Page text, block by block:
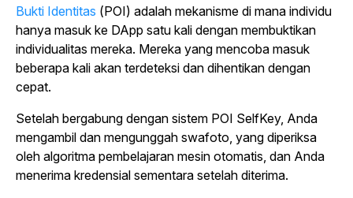
Bukti Identitas (POI) adalah mekanisme di mana individu
hanya masuk ke DApp satu kali dengan membuktikan
individualitas mereka. Mereka yang mencoba masuk
beberapa kali akan terdeteksi dan dihentikan dengan
cepat.
Setelah bergabung dengan sistem POI SelfKey, Anda
mengambil dan mengunggah swafoto, yang diperiksa
oleh algoritma pembelajaran mesin otomatis, dan Anda
menerima kredensial sementara setelah diterima.